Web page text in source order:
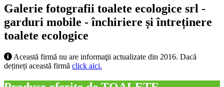
Galerie fotografii toalete ecologice srl -
garduri mobile - închiriere și întreținere
toalete ecologice
Această firmă nu are informaţii actualizate din 2016. Dacă
dețineți această firmă click aici.